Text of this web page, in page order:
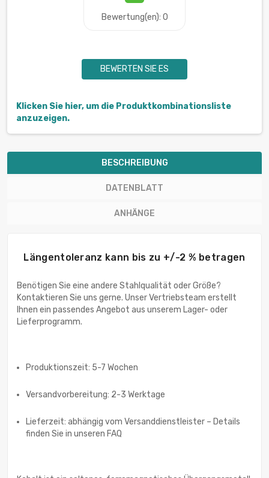
Bewertung(en): 0
BEWERTEN SIE ES
Klicken Sie hier, um die Produktkombinationsliste
anzuzeigen.
BESCHREIBUNG
DATENBLATT
ANHÄNGE
Längentoleranz kann bis zu +/-2 % betragen
Benötigen Sie eine andere Stahlqualität oder Größe?
Kontaktieren Sie uns gerne. Unser Vertriebsteam erstellt
Ihnen ein passendes Angebot aus unserem Lager- oder
Lieferprogramm.
Produktionszeit: 5-7 Wochen
Versandvorbereitung: 2-3 Werktage
Lieferzeit: abhängig vom Versanddienstleister – Details
finden Sie in unseren FAQ